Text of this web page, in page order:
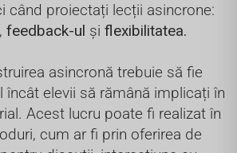
când proiectați lecții asincrone:
, feedback-ul și flexibilitatea.
asincronă trebuie să fie
încât elevii să rămână implicați în
Acest lucru poate fi realizat în
cum ar fi prin oferirea de